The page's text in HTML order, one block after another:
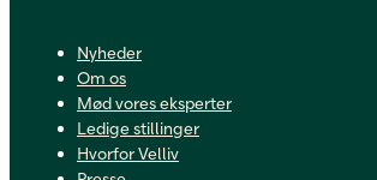
Nyheder
Om os
Mød vores eksperter
Ledige stillinger
Hvorfor Velliv